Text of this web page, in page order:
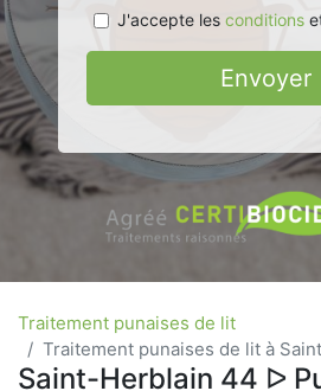
J'accepte les conditions
Envoyer
Traitement punaises de lit
Traitement punaises de lit à
Saint-Herblain 44 ᐅ